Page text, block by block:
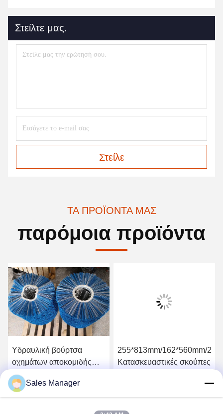
Στείλτε μας.
Στείλε
ΤΑ ΠΡΟΪΌΝΤΑ ΜΑΣ
παρόμοια προϊόντα
Υδραυλική βούρτσα
οχημάτων αποκομιδής
απορριμμάτων δύναμης
φορτωτών ταύρων
ολισθήσεων σκουπών
Πάρτε την καλύτερη τιμή
255*813mm/162*560mm/
Κατασκευαστικές σκούπες
Sales Manager